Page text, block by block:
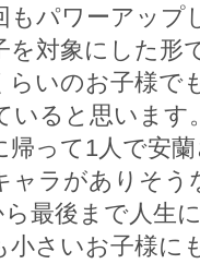
もパワーアップ
を対象にした形
らいのお子様で
いると思います
帰って1人で安
ャラがありそ
ら最後まで人生
さいお子様に